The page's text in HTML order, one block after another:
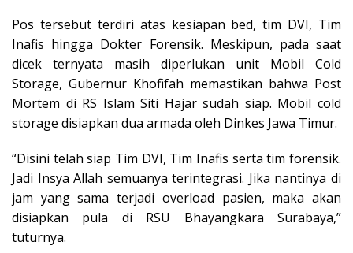
Pos tersebut terdiri atas kesiapan bed, tim DVI, Tim
Inafis hingga Dokter Forensik. Meskipun, pada saat
dicek ternyata masih diperlukan unit Mobil Cold
Storage, Gubernur Khofifah memastikan bahwa Post
Mortem di RS Islam Siti Hajar sudah siap. Mobil cold
storage disiapkan dua armada oleh Dinkes Jawa Timur.
“Disini telah siap Tim DVI, Tim Inafis serta tim forensik.
Jadi Insya Allah semuanya terintegrasi. Jika nantinya di
jam yang sama terjadi overload pasien, maka akan
disiapkan pula di RSU Bhayangkara Surabaya,”
tuturnya.